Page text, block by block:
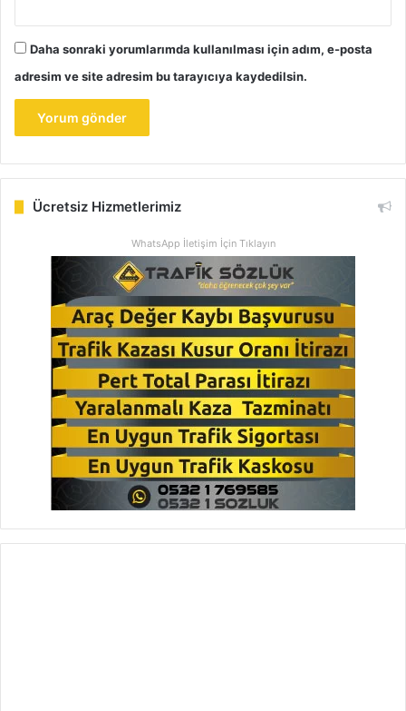
Daha sonraki yorumlarımda kullanılması için adım, e-posta
adresim ve site adresim bu tarayıcıya kaydedilsin.
Ücretsiz Hizmetlerimiz
WhatsApp İletişim İçin Tıklayın